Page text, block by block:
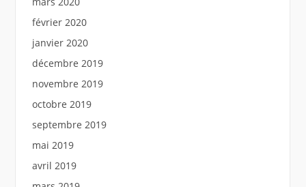
février 2020
janvier 2020
décembre 2019
novembre 2019
octobre 2019
septembre 2019
mai 2019
avril 2019